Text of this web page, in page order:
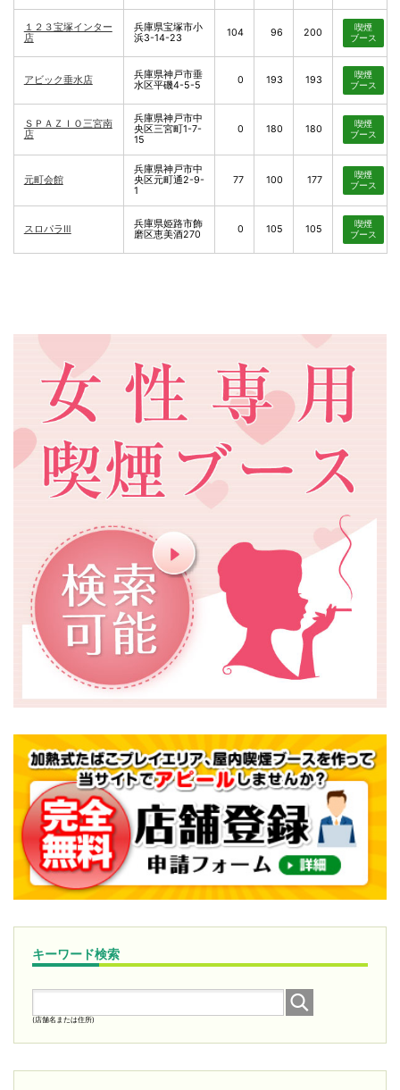
１２３宝塚インター
店
兵庫県宝塚市小
浜3-14-23
104 96 200
喫煙
ブース
アビック垂水店
兵庫県神戸市垂
水区平磯4-5-5
0 193 193
喫煙
ブース
ＳＰＡＺＩＯ三宮南
店
兵庫県神戸市中
央区三宮町1-7-
15
0 180 180
喫煙
ブース
元町会館
兵庫県神戸市中
央区元町通2-9-
1
77 100 177
喫煙
ブース
スロパラⅢ
兵庫県姫路市飾
磨区恵美酒270
0 105 105
喫煙
ブース
キーワード検索
(店舗名または住所)